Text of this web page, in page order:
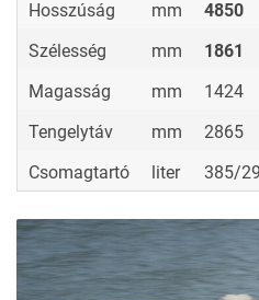
CLE
(2024)